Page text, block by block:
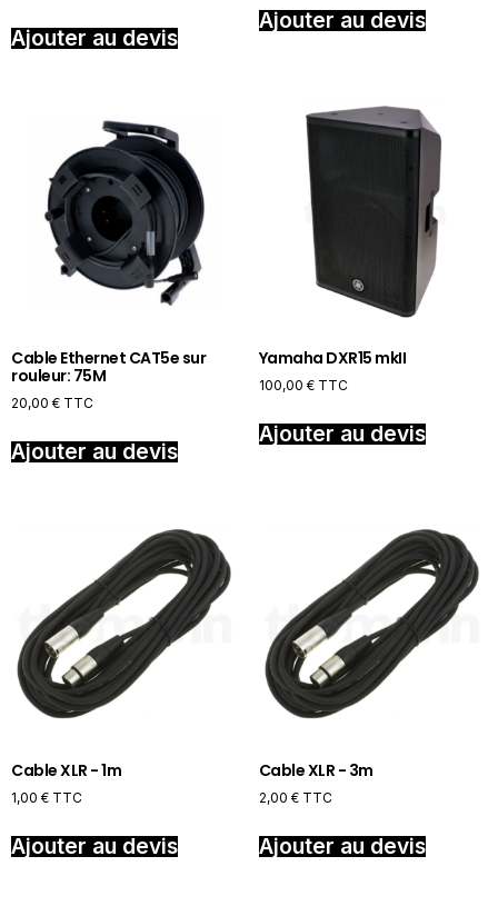
Ajouter au devis
Ajouter au devis
Cable Ethernet CAT5e sur
rouleur: 75M
20,00 € TTC
Ajouter au devis
Yamaha DXR15 mkII
100,00 € TTC
Ajouter au devis
Cable XLR - 1m
1,00 € TTC
Ajouter au devis
Cable XLR - 3m
2,00 € TTC
Ajouter au devis